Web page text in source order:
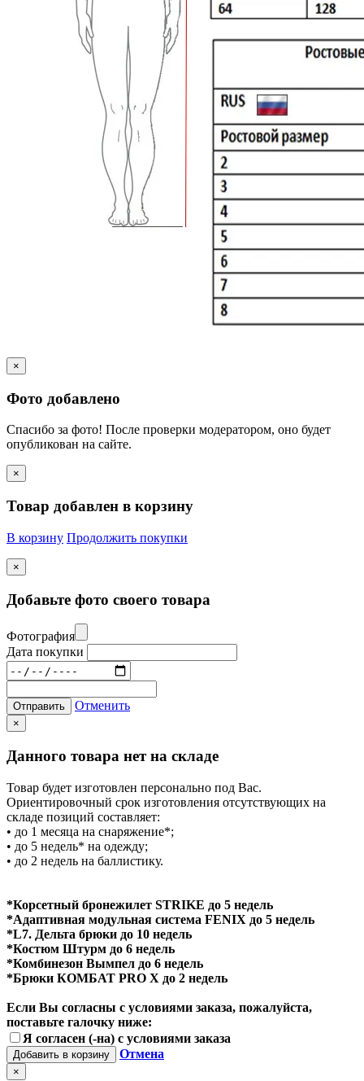
×
Фото добавлено
Спасибо за фото! После проверки модератором, оно будет
опубликован на сайте.
×
Товар добавлен в корзину
В корзину Продолжить покупки
×
Добавьте фото своего товара
Фотография
Дата покупки
Отправить Отменить
×
Данного товара нет на складе
Товар будет изготовлен персонально под Вас.
Ориентировочный срок изготовления отсутствующих на
складе позиций составляет:
• до 1 месяца на снаряжение*;
• до 5 недель* на одежду;
• до 2 недель на баллистику.
*Корсетный бронежилет STRIKE до 5 недель
*Адаптивная модульная система FENIX до 5 недель
*L7. Дельта брюки до 10 недель
*Костюм Штурм до 6 недель
*Комбинезон Вымпел до 6 недель
*Брюки КОМБАТ PRO X до 2 недель
Если Вы согласны с условиями заказа, пожалуйста,
поставьте галочку ниже:
Я согласен (-на) с условиями заказа
Добавить в корзину Отмена
×